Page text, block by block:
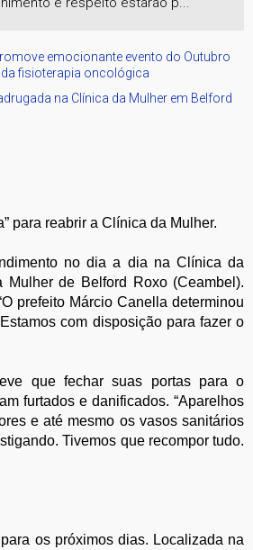
emocionante evento do Outubro
fisioterapia oncológica
na Clínica da Mulher em Belford
para reabrir a Clínica da Mulher.
no dia a dia na Clínica da
de Belford Roxo (Ceambel).
prefeito Márcio Canella determinou
com disposição para fazer o
que fechar suas portas para o
furtados e danificados. “Aparelhos
e até mesmo os vasos sanitários
Tivemos que recompor tudo.
os próximos dias. Localizada na